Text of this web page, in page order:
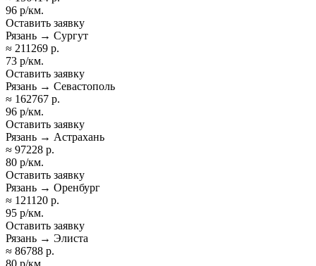
96 р/км.
Оставить заявку
Рязань → Сургут
≈ 211269 р.
73 р/км.
Оставить заявку
Рязань → Севастополь
≈ 162767 р.
96 р/км.
Оставить заявку
Рязань → Астрахань
≈ 97228 р.
80 р/км.
Оставить заявку
Рязань → Оренбург
≈ 121120 р.
95 р/км.
Оставить заявку
Рязань → Элиста
≈ 86788 р.
80 р/км.